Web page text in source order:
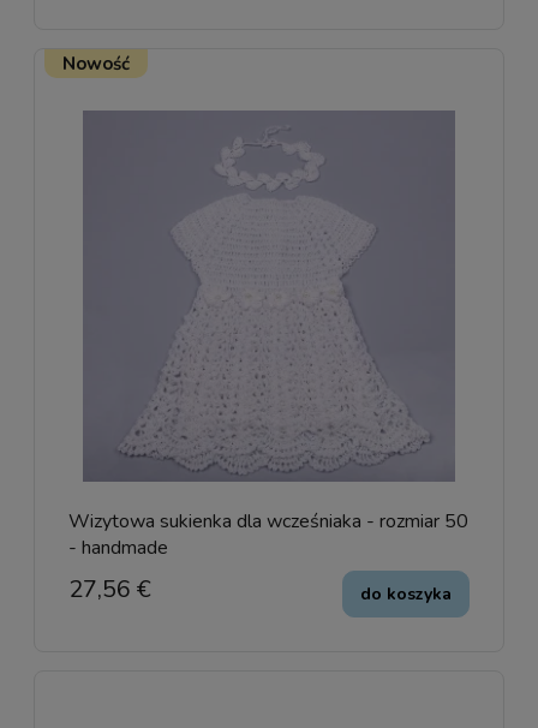
Wizytowa sukienka dla wcześniaka - rozmiar 50
- handmade
27,56 € do koszyka
Nowość